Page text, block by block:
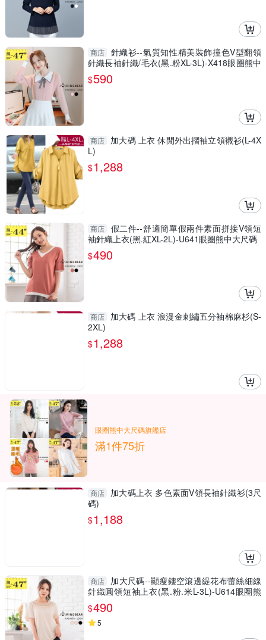
商店
針織衫--氣質知性精美裝飾撞色V型翻領
針織長袖針織/毛衣(黑.粉XL-3L)-X418眼圈熊中
大尺碼
$590
商店
加大碼 上衣 休閒外出摺袖立領襯衫(L-4X
L)
$1,288
商店
假二件--舒適簡單假兩件素面拼接V領短
袖針織上衣(黑.紅XL-2L)-U641眼圈熊中大尺碼
$490
商店
加大碼 上衣 浪漫金刺繡五分袖棉麻杉(S-
2XL)
$1,288
眼圈熊中大尺碼旗艦店
滿1件75折
商店
加大碼上衣 多色素面V領長袖針織衫(3尺
碼)
$1,188
商店
加大尺碼--顯瘦鏤空滾邊緹花布蕾絲細線
針織圓領短袖上衣(黑.粉.米L-3L)-U614眼圈熊
中大尺碼
$490
5